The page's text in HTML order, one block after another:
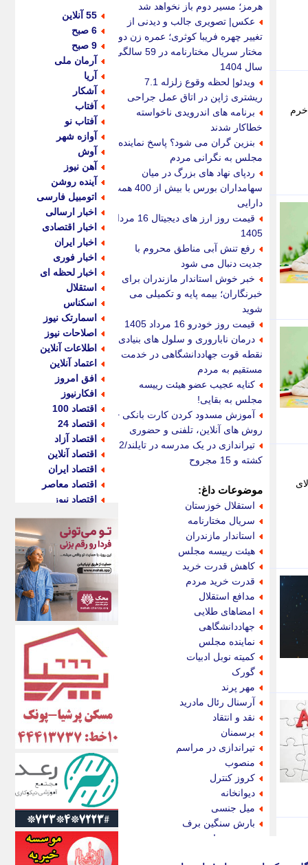
اوتیسم در کشور با ظرفیت 20 نفر در خرم
هرمز؛ مسیر دوم باز نخواهد شد
عکس| تصویری جالب و دیدنی از
تغییر چهره فریبا کوثری؛ عمره زن دوم
مختار سریال مختارنامه در 59 سالگی؛
سال 1404
ویدئو| لحظه وقوع زلزله 7.1
ریشتری ژاپن در اتاق عمل جراحی
برنامه های اندرویدی ناخواسته
خطاکار شدند
بنزین گران می شود؟ پاسخ نماینده
مجلس به نگرانی مردم
ردپای نهاد های بزرگ در میان
سهامداران بورس با بیش از 400 همت
دارایی
قیمت روز ارز های دیجیتال 16 مرداد
1405
رفع تنش آبی مناطق محروم با
جدیت دنبال می شود
خبر خوش استاندار مازندران برای
خبرنگاران؛ بیمه پایه و تکمیلی می
شوید
قیمت روز خودرو 16 مرداد 1405
درمان ناباروری و سلول های بنیادی،
نقطه قوت جهاددانشگاهی در خدمت
مستقیم به مردم
کنایه عجیب عضو هیئت رییسه
مجلس به بقایی!
آموزش مسدود کردن کارت بانکی +
روش های آنلاین، تلفنی و حضوری
تیراندازی در یک مدرسه در تایلند/2
کشته و 15 مجروح
موضوعات داغ:
استقلال خوزستان
سریال مختارنامه
استاندار مازندران
هیئت رییسه مجلس
کاهش قدرت خرید
قدرت خرید مردم
مدافع استقلال
امضاهای طلایی
جهاددانشگاهی
نماینده مجلس
کمیته نوبل ادبیات
گورک
مهر پرند
آرسنال رئال مادرید
نقد و انتقاد
برسمنان
تیراندازی در مراسم
منصوب
کروز کنترل
دیوانخانه
میل جنسی
بارش سنگین برف
ویتور پریرا
55 آنلاین
6 صبح
9 صبح
آرمان ملی
آریا
آشکار
آفتاب
آفتاب نو
آوازه شهر
آوش
آهن نیوز
آینده روشن
اتومبیل فارسی
اخبار ارسالی
اخبار اقتصادی
اخبار ایران
اخبار فوری
اخبار لحظه ای
استقلال
اسکناس
اسمارتک نیوز
اصلاحات نیوز
اطلاعات آنلاین
اعتماد آنلاین
افق امروز
افکارنیوز
اقتصاد 100
اقتصاد 24
اقتصاد آزاد
اقتصاد آنلاین
اقتصاد ایران
اقتصاد معاصر
اقتصاد نیوز
اکوفارس
اکونگار
اکونیوز
الف
انتشار آنلاین
اندیشه قرن
اندیشه معاصر
اندیشه ها
انرژی پرس
ای استخدام
ایتنا
ایراف
ایران آرت
ایران آنلاین
ایران زندگی
ایران فوری
ایرانی روز
ایرانیتال
ایرنا
ایسکانیوز
ایسنا
ایکنا
ایلنا